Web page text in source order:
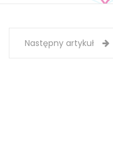
Następny artykuł